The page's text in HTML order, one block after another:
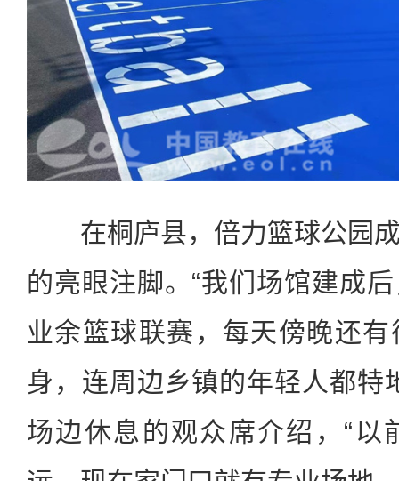
在桐庐县，倍力篮球公园成
的亮眼注脚。“我们场馆建成
业余篮球联赛，每天傍晚还
身，连周边乡镇的年轻人都特
场边休息的观众席介绍，“以